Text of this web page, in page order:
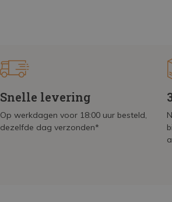
Snelle levering
Op werkdagen voor 18:00 uur besteld,
dezelfde dag verzonden*